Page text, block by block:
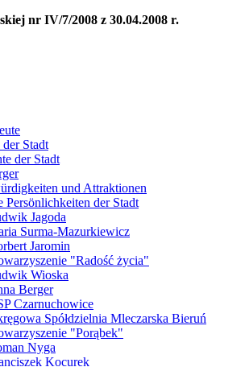
nr IV/7/2008 z 30.04.2008 r.
Stadt
der Stadt
und Attraktionen
Persönlichkeiten der Stadt
Jagoda
Surma-Mazurkiewicz
Jaromin
"Radość życia"
Wioska
Berger
Czarnuchowice
Spółdzielnia Mleczarska Bieruń
"Porąbek"
Nyga
Kocurek